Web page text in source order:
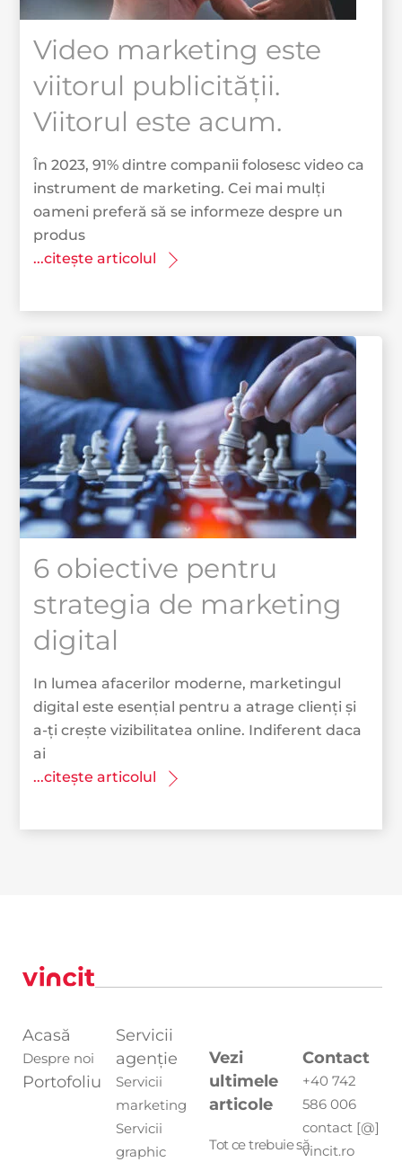
Video marketing este
viitorul publicității.
Viitorul este acum.
În 2023, 91% dintre companii folosesc video ca
instrument de marketing. Cei mai mulți
oameni preferă să se informeze despre un
produs
...citește articolul
6 obiective pentru
strategia de marketing
digital
In lumea afacerilor moderne, marketingul
digital este esențial pentru a atrage clienți și
a-ți crește vizibilitatea online. Indiferent daca
ai
...citește articolul
Acasă
Despre noi
Portofoliu
Servicii
agenție
Servicii
marketing
Servicii
graphic
Vezi
ultimele
articole
Tot ce trebuie să
Contact
+40 742
586 006
contact [@]
vincit.ro